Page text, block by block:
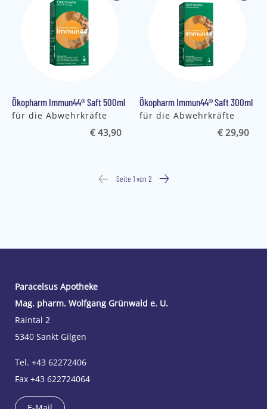
Ökopharm Immun44® Saft 500ml
für die Abwehrkräfte
€ 43,90
Ökopharm Immun44® Saft 300ml
für die Abwehrkräfte
€ 29,90
Seite 1 von 2
Paracelsus Apotheke
Mag. pharm. Wolfgang Grünwald e. U.
Raintal 2
5340 Sankt Gilgen
Tel. +43 62272406
Fax +43 622724064